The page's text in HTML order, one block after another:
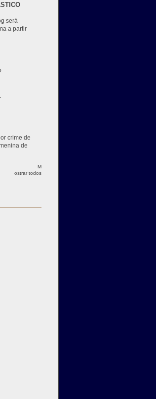
será
a partir
crime de
de
M
ostrar todos